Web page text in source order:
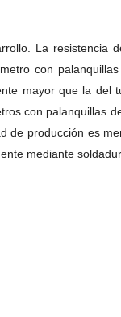
La resistencia
con
mayor que la del
con palanquillas
producción es
mediante